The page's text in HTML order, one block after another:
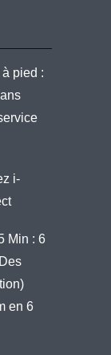
pied :
i-
Min : 6
en 6